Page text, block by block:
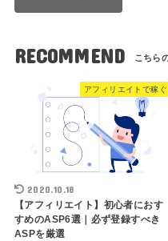
RECOMMEND
アフィリエイトで稼ぐ
2020.10.18
【アフィリエイト】初心者におす
すめのASP6選｜必ず登録すべき
ASPを厳選